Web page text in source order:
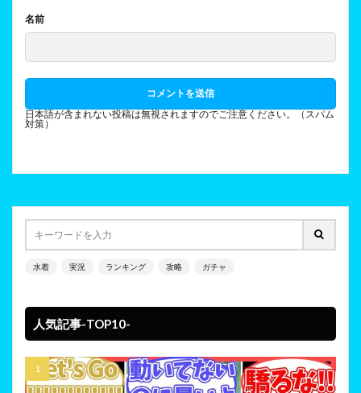
名前
日本語が含まれない投稿は無視されますのでご注意ください。（スパム
対策）
水着 実況 ランキング 攻略 ガチャ
人気記事-TOP10-